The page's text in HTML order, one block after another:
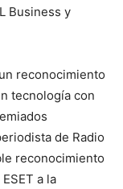
Business y
reconocimiento
tecnología con
de Radio
reconocimiento
a la